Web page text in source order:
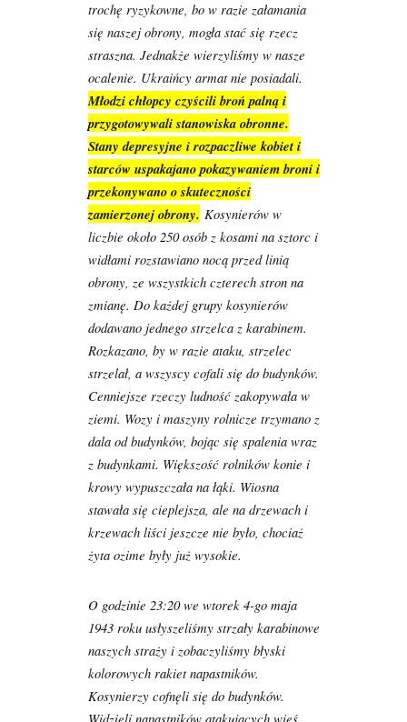
trochę ryzykowne, bo w razie załamania
się naszej obrony, mogła stać się rzecz
straszna. Jednakże wierzyliśmy w nasze
ocalenie. Ukraińcy armat nie posiadali.
Młodzi chłopcy czyścili broń palną i
przygotowywali stanowiska obronne.
Stany depresyjne i rozpaczliwe kobiet i
starców uspakajano pokazywaniem broni i
przekonywano o skuteczności
zamierzonej obrony. Kosynierów w
liczbie około 250 osób z kosami na sztorc i
widłami rozstawiano nocą przed linią
obrony, ze wszystkich czterech stron na
zmianę. Do każdej grupy kosynierów
dodawano jednego strzelca z karabinem.
Rozkazano, by w razie ataku, strzelec
strzelał, a wszyscy cofali się do budynków.
Cenniejsze rzeczy ludność zakopywała w
ziemi. Wozy i maszyny rolnicze trzymano z
dala od budynków, bojąc się spalenia wraz
z budynkami. Większość rolników konie i
krowy wypuszczała na łąki. Wiosna
stawała się cieplejsza, ale na drzewach i
krzewach liści jeszcze nie było, chociaż
żyta ozime były już wysokie.
O godzinie 23:20 we wtorek 4-go maja
1943 roku usłyszeliśmy strzały karabinowe
naszych straży i zobaczyliśmy błyski
kolorowych rakiet napastników.
Kosynierzy cofnęli się do budynków.
Widzieli napastników atakujących wieś.